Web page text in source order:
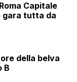
Capitale
gara tutta da
della belva
B